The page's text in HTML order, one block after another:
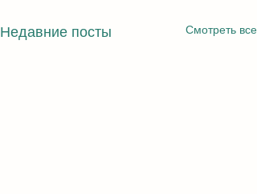
Недавние посты Смотреть все